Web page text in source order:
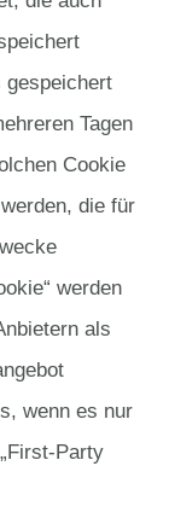
gespeichert
Tagen
Cookie
die für
werden
als
wenn es nur
Party